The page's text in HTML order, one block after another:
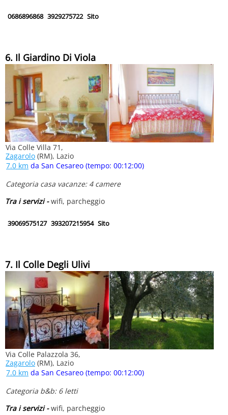
0686896868 3929275722 Sito
6. Il Giardino Di Viola
Via Colle Villa 71,
Zagarolo (RM), Lazio
7.0 km da San Cesareo (tempo: 00:12:00)
Categoria casa vacanze: 4 camere
Tra i servizi -wifi, parcheggio
39069575127 393207215954 Sito
7. Il Colle Degli Ulivi
Via Colle Palazzola 36,
Zagarolo (RM), Lazio
7.0 km da San Cesareo (tempo: 00:12:00)
Categoria b&b: 6 letti
Tra i servizi -wifi, parcheggio